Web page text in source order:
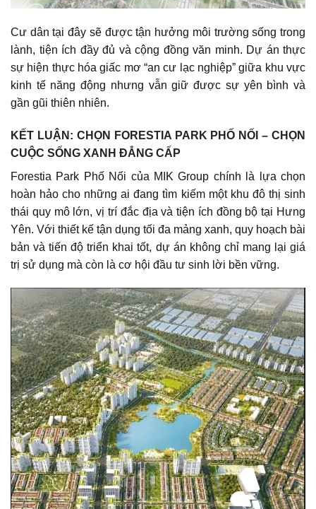
Cư dân tại đây sẽ được tận hưởng môi trường sống trong
lành, tiện ích đầy đủ và cộng đồng văn minh. Dự án thực
sự hiện thực hóa giấc mơ “an cư lạc nghiệp” giữa khu vực
kinh tế năng động nhưng vẫn giữ được sự yên bình và
gần gũi thiên nhiên.
KẾT LUẬN: CHỌN FORESTIA PARK PHỐ NỐI – CHỌN
CUỘC SỐNG XANH ĐẲNG CẤP
Forestia Park Phố Nối của MIK Group chính là lựa chọn
hoàn hảo cho những ai đang tìm kiếm một khu đô thị sinh
thái quy mô lớn, vị trí đắc địa và tiện ích đồng bộ tại Hưng
Yên. Với thiết kế tận dụng tối đa mảng xanh, quy hoạch bài
bản và tiến độ triển khai tốt, dự án không chỉ mang lại giá
trị sử dụng mà còn là cơ hội đầu tư sinh lời bền vững.